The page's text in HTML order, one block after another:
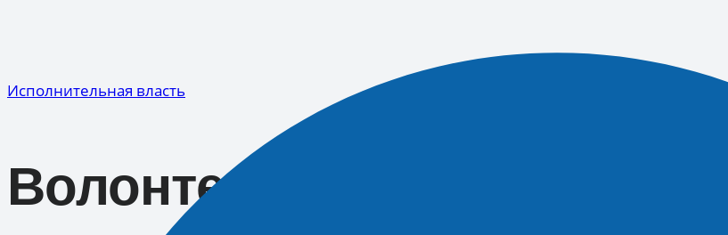
Исполнительная власть
Волонтеры-участники